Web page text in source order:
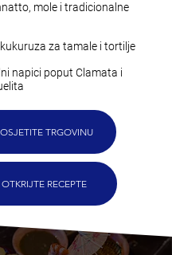
mole i tradicionalne
za tamale i tortilje
napici poput Clamata i
TRGOVINU
OTKRIJTE RECEPTE